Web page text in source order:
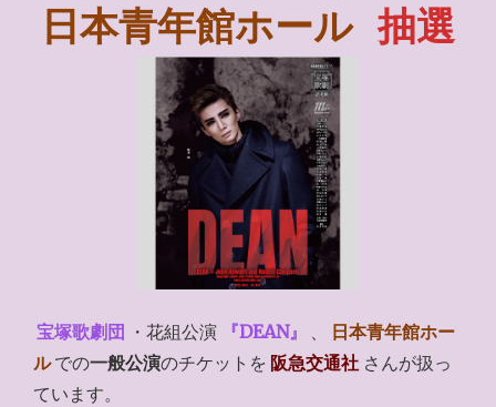
日本青年館ホール 抽選
宝塚歌劇団 ・花組公演 『DEAN』 、
日本青年館ホー
ル での一般公演のチケットを 阪急交通社 さんが扱っ
ています。